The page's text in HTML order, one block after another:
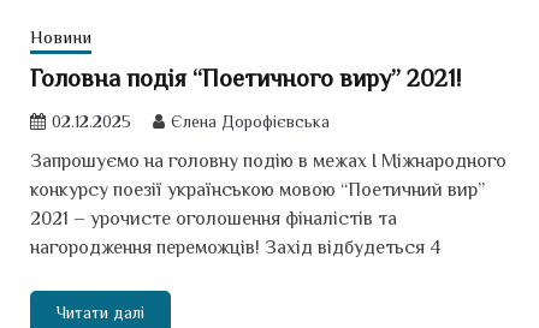
Новини
Головна подія “Поетичного виру” 2021!
02.12.2025 Єлена Дорофієвська
Запрошуємо на головну подію в межах І Міжнародного
конкурсу поезії українською мовою “Поетичний вир”
2021 – урочисте оголошення фіналістів та
нагородження переможців! Захід відбудеться 4
Читати далі